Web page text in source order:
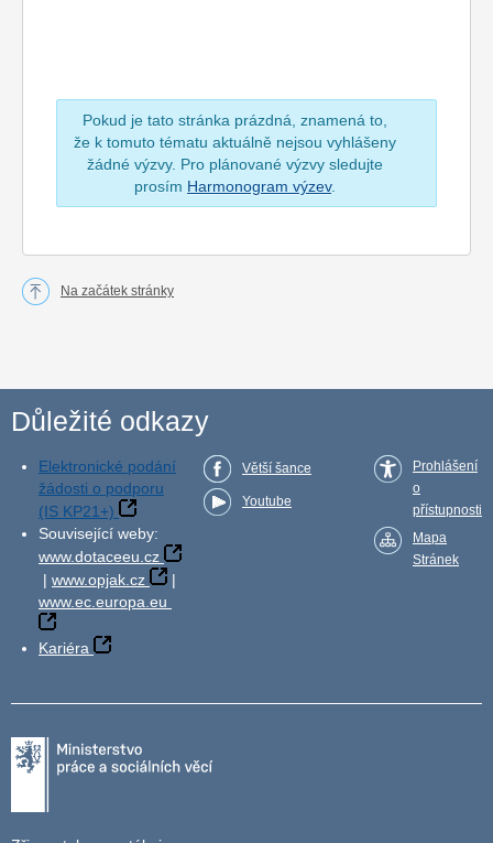
Pokud je tato stránka prázdná, znamená to,
že k tomuto tématu aktuálně nejsou vyhlášeny
žádné výzvy. Pro plánované výzvy sledujte
prosím Harmonogram výzev.
Na začátek stránky
Důležité odkazy
Elektronické podání
žádosti o podporu
(IS KP21+)
Související weby:
www.dotaceeu.cz
| www.opjak.cz
|
www.ec.europa.eu
Kariéra
Větší šance
Youtube
Prohlášení
o
přístupnosti
Mapa
Stránek